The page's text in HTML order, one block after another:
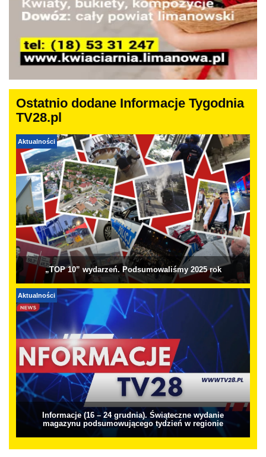
Ostatnio dodane Informacje Tygodnia
TV28.pl
Aktualności
„TOP 10” wydarzeń. Podsumowaliśmy 2025 rok
Aktualności
Informacje (16 – 24 grudnia). Świąteczne wydanie
magazynu podsumowującego tydzień w regionie